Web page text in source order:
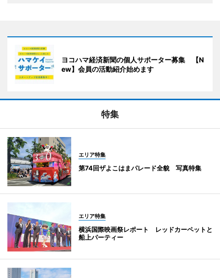
ヨコハマ経済新聞の個人サポーター募集 【N
ew】会員の活動紹介始めます
特集
エリア特集
第74回ザよこはまパレード全貌 写真特集
エリア特集
横浜国際映画祭レポート レッドカーペットと
船上パーティー